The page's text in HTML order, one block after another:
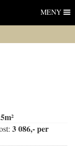
MENY
3 086,- per